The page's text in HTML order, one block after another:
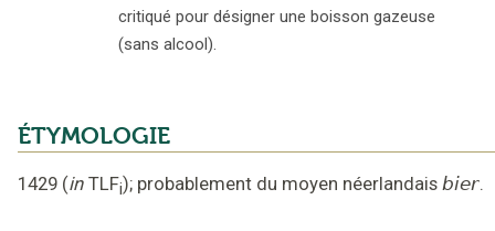
critiqué pour désigner une boisson gazeuse
(sans alcool).
ÉTYMOLOGIE
1429 (in TLFi); probablement du moyen néerlandais bier.